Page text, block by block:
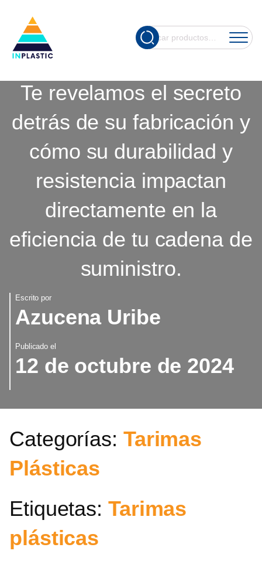
Buscar
por:
Cuando hay
PLÁSTICO QUE
REVOLUCIONAN TU
Te revelamos el secreto
detrás de su fabricación y
cómo su durabilidad y
resistencia impactan
directamente en la
eficiencia de tu cadena de
suministro.
Escrito por
Azucena Uribe
Publicado el
12 de octubre de 2024
Categorías: Tarimas
Plásticas
Etiquetas: Tarimas
plásticas